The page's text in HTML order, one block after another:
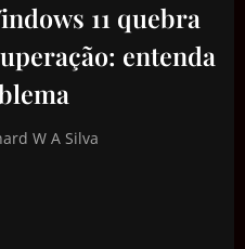
11 quebra
entenda
W A Silva